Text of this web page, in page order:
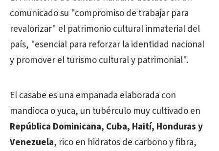
comunicado su "compromiso de trabajar para
revalorizar" el patrimonio cultural inmaterial del
país, "esencial para reforzar la identidad nacional
y promover el turismo cultural y patrimonial".
El casabe es una empanada elaborada con
mandioca o yuca, un tubérculo muy cultivado en
República Dominicana, Cuba, Haití, Honduras y
Venezuela, rico en hidratos de carbono y fibra,